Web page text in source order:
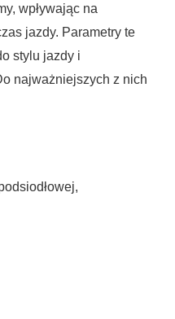
wpływając na
jazdy. Parametry te
stylu jazdy i
najważniejszych z nich